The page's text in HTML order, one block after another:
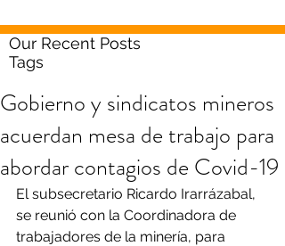
Our Recent Posts
Tags
Gobierno y sindicatos mineros
acuerdan mesa de trabajo para
abordar contagios de Covid-19
El subsecretario Ricardo Irarrázabal,
se reunió con la Coordinadora de
trabajadores de la minería, para